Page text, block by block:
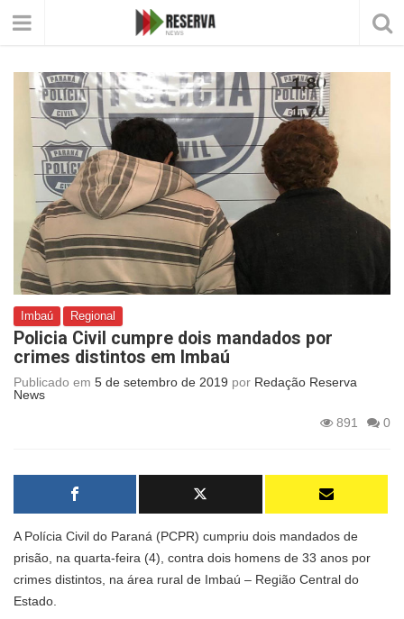
Imbaú Regional
Policia Civil cumpre dois mandados por
crimes distintos em Imbaú
Publicado em 5 de setembro de 2019 por Redação Reserva
News
891
0
A Polícia Civil do Paraná (PCPR) cumpriu dois mandados de
prisão, na quarta-feira (4), contra dois homens de 33 anos por
crimes distintos, na área rural de Imbaú – Região Central do
Estado.